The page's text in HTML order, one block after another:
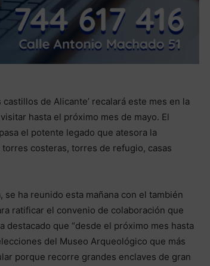
de Alicante’ recalará este mes en la
hasta el próximo mes de mayo. El
el potente legado que atesora la
costeras, torres de refugio, casas
ha reunido esta mañana con el también
ratificar el convenio de colaboración que
destacado que “desde el próximo mes hasta
del Museo Arqueológico que más
porque recorre grandes enclaves de gran